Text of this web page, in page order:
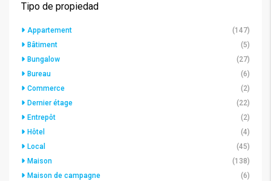
Tipo de propiedad
Appartement
(147)
Bâtiment
(5)
Bungalow
(27)
Bureau
(6)
Commerce
(2)
Dernier étage
(22)
Entrepôt
(2)
Hôtel
(4)
Local
(45)
Maison
(138)
Maison de campagne
(6)